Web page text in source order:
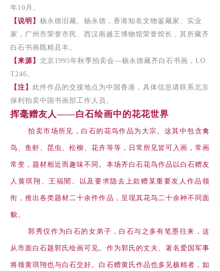
年10月。
【说明】 杨永德旧藏。杨永德，香港知名文物鉴藏家、实业
家，广州市荣誉市民、西汉南越王博物馆荣誉馆长，其所藏齐
白石书画既精且丰。
【来源】 北京1995年秋季拍卖会—杨永德藏齐白石书画，LO
T246。
【注 】 此件作品的交接地点为中国香港，具体信息请联系北京
保利拍卖中国书画部工作人员。
挥毫赠友人——白石绘画中的花花世界
拍卖市场所见，白石的花鸟作品为大宗。这其中包含禽
鸟、鱼虾、昆虫、松柳、花卉等等，日常所见皆可入画，常画
常变，题材相近而趣味不同。本场齐白石花鸟作品以白石赠友
人黄琪翔、王福闇、以及要求隐去上款赠某重要友人作品领
衔，推出各类题材二十余件作品，呈现其花鸟二十余种不同面
貌。
郭秀仪作为白石的女弟子，白石与之多有笔墨往来，这
从市面白石题郭氏绘画可见。作为郭氏的丈夫、著名爱国军事
将领黄琪翔也与白石交好。白石赠黄氏作品也多见极精者，如